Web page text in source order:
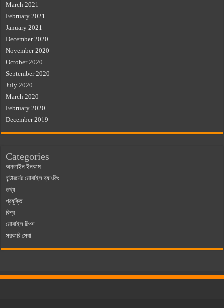
March 2021
February 2021
January 2021
December 2020
November 2020
October 2020
September 2020
July 2020
March 2020
February 2020
December 2019
Categories
অনলাইন ইনকাম
ইন্টারনেট মোবাইল ব্যাংকিং
তথ্য
প্রযুক্তি
বিশ্ব
মোবাইল টিপস
সরকারি সেবা